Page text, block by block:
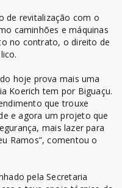
de revitalização com o
caminhões e máquinas
no contrato, o direito de
hoje prova mais uma
Koerich tem por Biguaçu.
que trouxe
e agora um projeto que
mais lazer para
Ramos”, comentou o
pela Secretaria